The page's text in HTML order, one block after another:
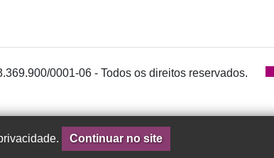
0001-06 - Todos os direitos reservados.
Continuar no site